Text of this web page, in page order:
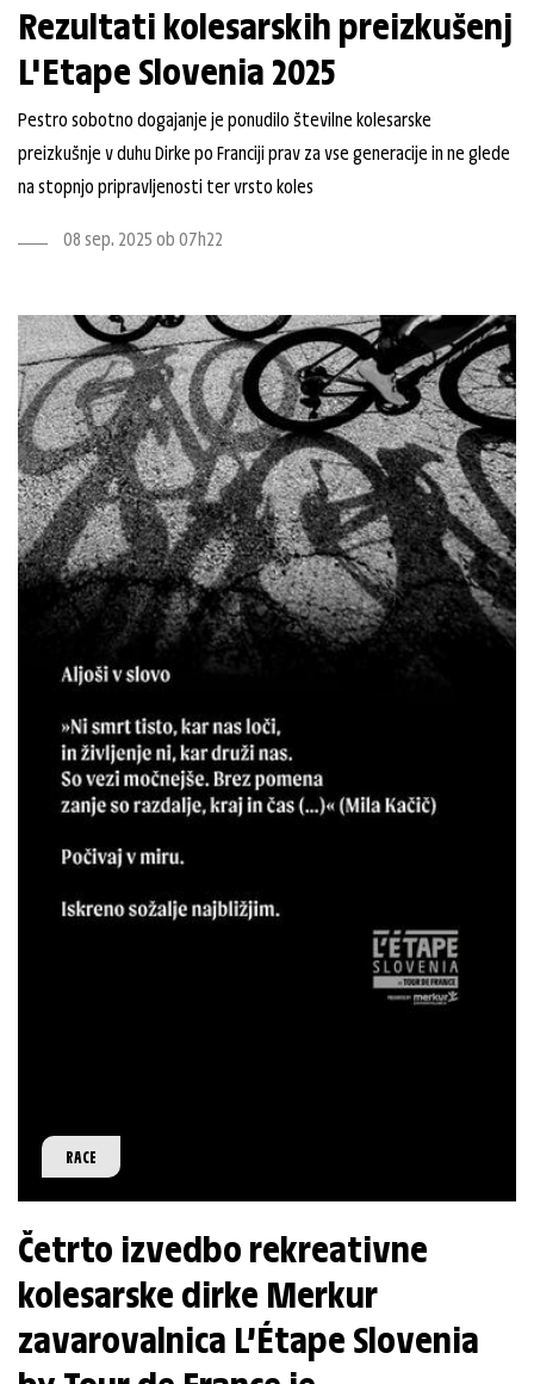
Rezultati kolesarskih preizkušenj
L'Etape Slovenia 2025
Pestro sobotno dogajanje je ponudilo številne kolesarske
preizkušnje v duhu Dirke po Franciji prav za vse generacije in ne glede
na stopnjo pripravljenosti ter vrsto koles
08 sep. 2025 ob 07h22
RACE
Četrto izvedbo rekreativne
kolesarske dirke Merkur
zavarovalnica L’Étape Slovenia